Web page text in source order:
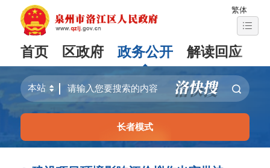
繁体
首页 区政府 政务公开 解读回应
长者模式